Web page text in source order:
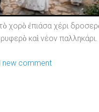
χορὸ ἐπιάσα χέρι
καὶ νέον παλληκάρι.
new comment